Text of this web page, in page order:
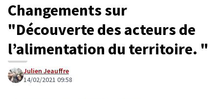
Changements sur
"Découverte des acteurs de
l’alimentation du territoire. "
Julien Jeauffre
14/02/2021 09:58